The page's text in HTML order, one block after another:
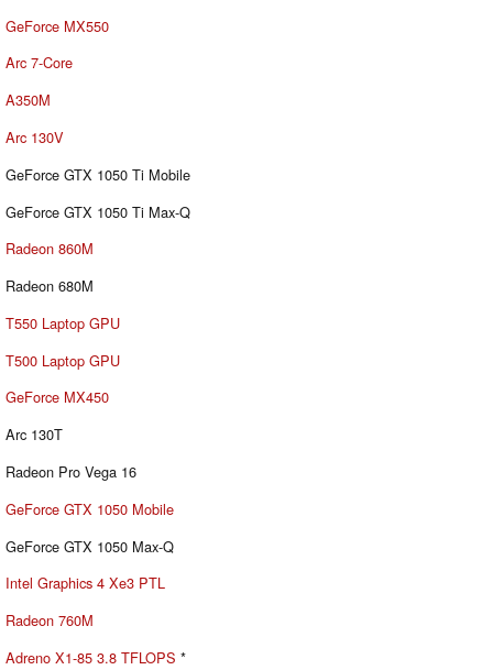
GeForce MX550
Arc 7-Core
A350M
Arc 130V
GeForce GTX 1050 Ti Mobile
GeForce GTX 1050 Ti Max-Q
Radeon 860M
Radeon 680M
T550 Laptop GPU
T500 Laptop GPU
GeForce MX450
Arc 130T
Radeon Pro Vega 16
GeForce GTX 1050 Mobile
GeForce GTX 1050 Max-Q
Intel Graphics 4 Xe3 PTL
Radeon 760M
Adreno X1-85 3.8 TFLOPS *